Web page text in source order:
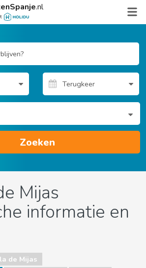
.nl
Zoeken
Mijas
informatie en
de Mijas